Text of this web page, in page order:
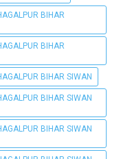
BIHAR
BIHAR
BIHAR SIWAN
BIHAR SIWAN
BIHAR SIWAN